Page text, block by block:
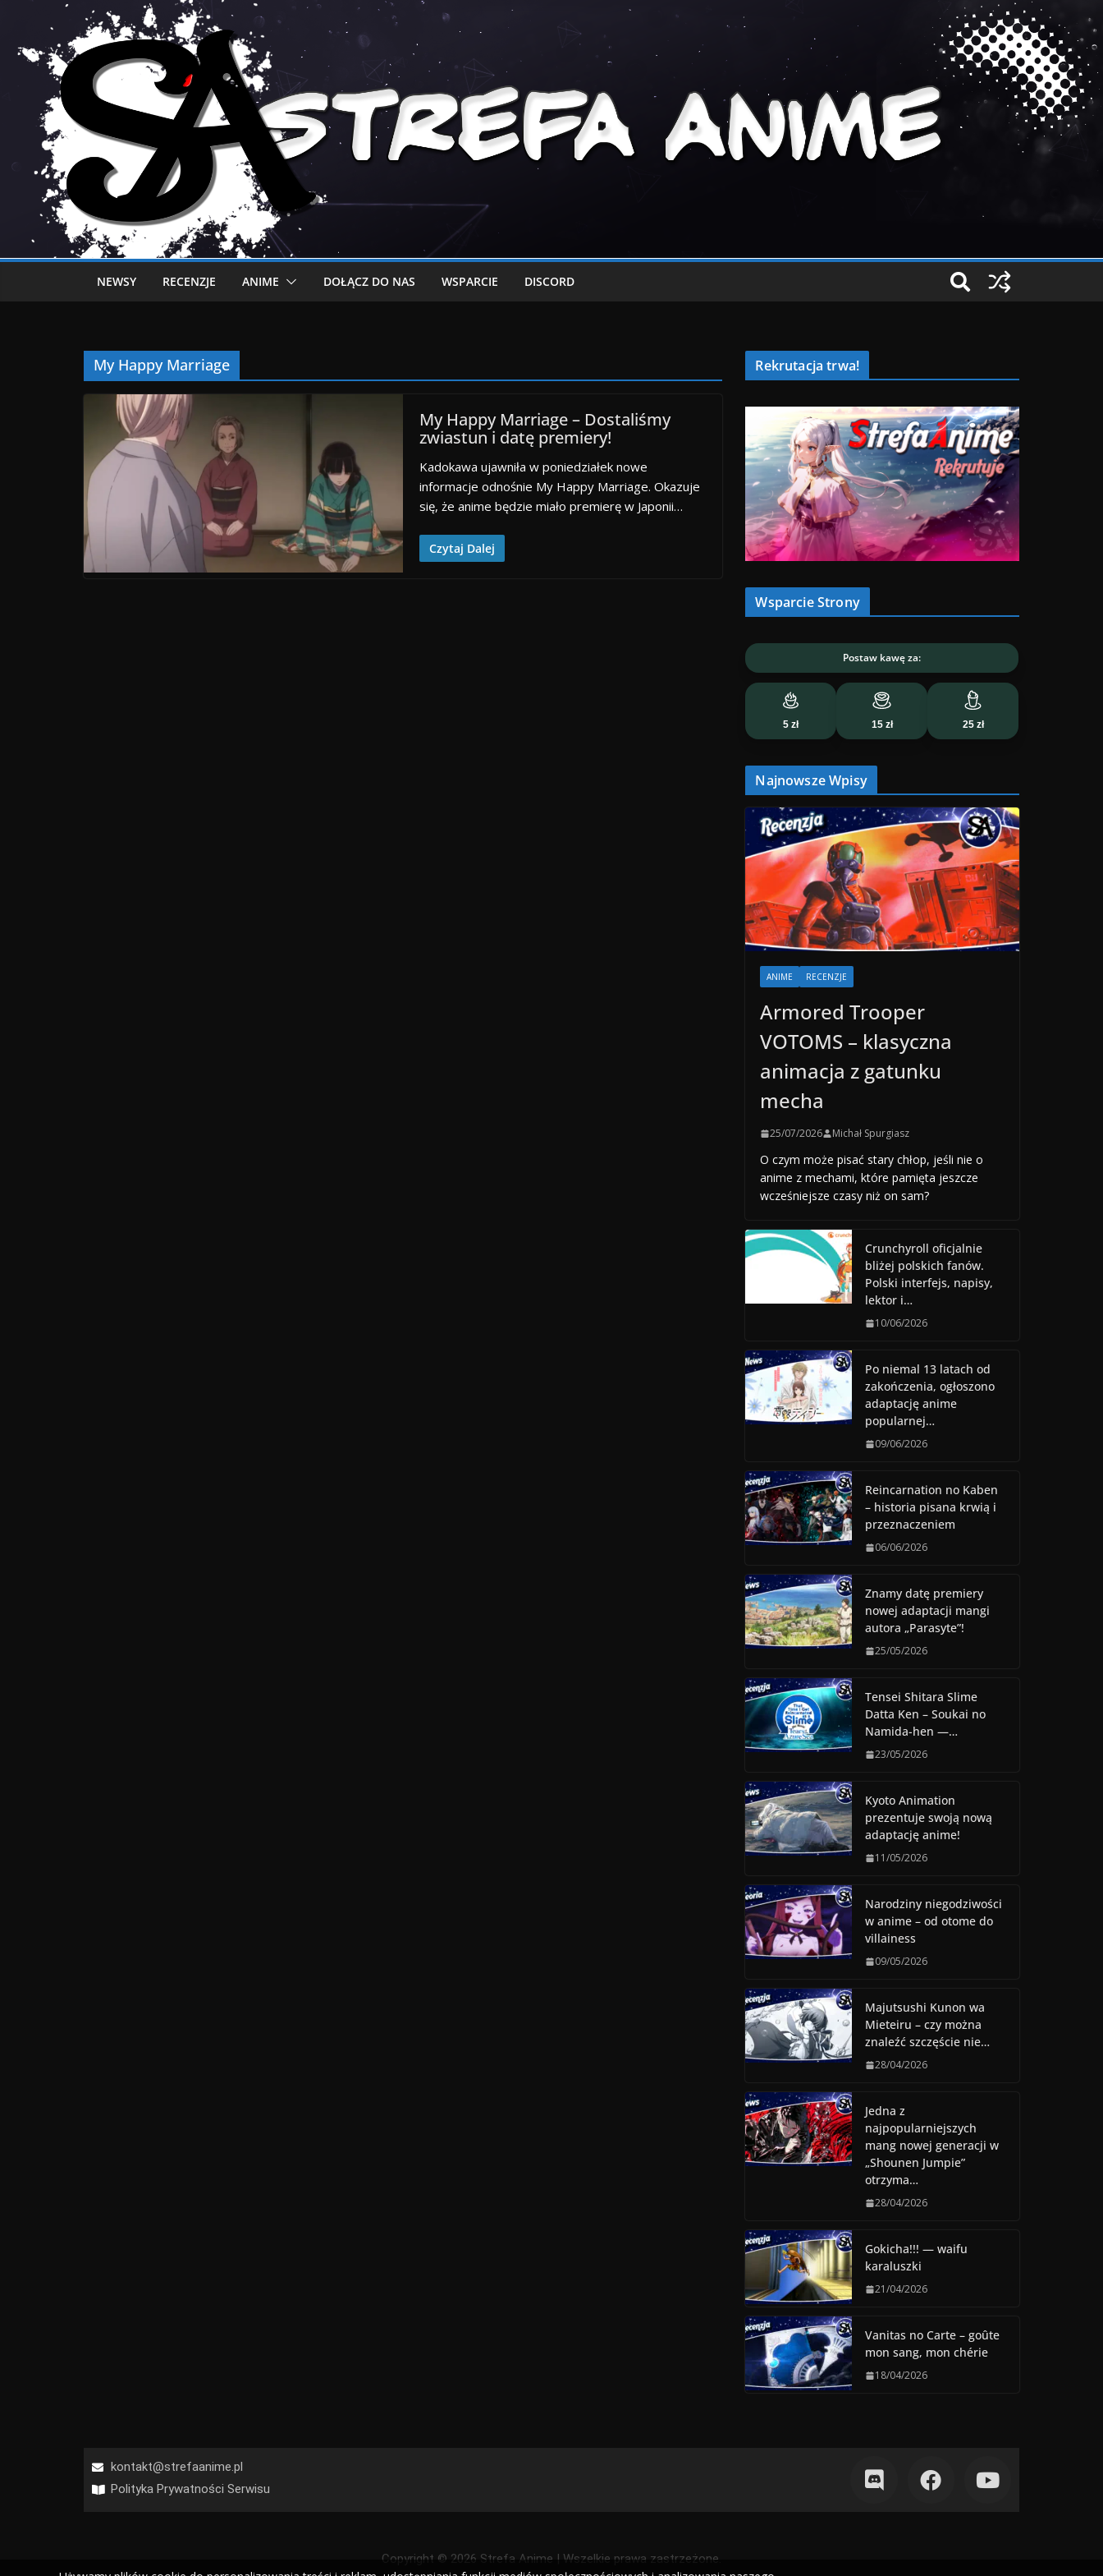
NEWSY RECENZJE ANIME DOŁĄCZ DO NAS WSPARCIE DISCORD
My Happy Marriage
My Happy Marriage – Dostaliśmy
zwiastun i datę premiery!
Kadokawa ujawniła w poniedziałek nowe
informacje odnośnie My Happy Marriage. Okazuje
się, że anime będzie miało premierę w Japonii…
Czytaj Dalej
Rekrutacja trwa!
Wsparcie Strony
Postaw kawę za:
5 zł 15 zł 25 zł
Najnowsze Wpisy
ANIME RECENZJE
Armored Trooper
VOTOMS – klasyczna
animacja z gatunku
mecha
25/07/2026 Michał Spurgiasz
O czym może pisać stary chłop, jeśli nie o
anime z mechami, które pamięta jeszcze
wcześniejsze czasy niż on sam?
Crunchyroll oficjalnie
bliżej polskich fanów.
Polski interfejs, napisy,
lektor i…
10/06/2026
Po niemal 13 latach od
zakończenia, ogłoszono
adaptację anime
popularnej…
09/06/2026
Reincarnation no Kaben
– historia pisana krwią i
przeznaczeniem
06/06/2026
Znamy datę premiery
nowej adaptacji mangi
autora „Parasyte”!
25/05/2026
Tensei Shitara Slime
Datta Ken – Soukai no
Namida-hen —…
23/05/2026
Kyoto Animation
prezentuje swoją nową
adaptację anime!
11/05/2026
Narodziny niegodziwości
w anime – od otome do
villainess
09/05/2026
Majutsushi Kunon wa
Mieteiru – czy można
znaleźć szczęście nie…
28/04/2026
Jedna z
najpopularniejszych
mang nowej generacji w
„Shounen Jumpie”
otrzyma…
28/04/2026
Gokicha!!! — waifu
karaluszki
21/04/2026
Vanitas no Carte – goûte
mon sang, mon chérie
18/04/2026
kontakt@strefaanime.pl
Polityka Prywatności Serwisu
Copyright © 2026 Strefa Anime | Wszelkie prawa zastrzeżone.